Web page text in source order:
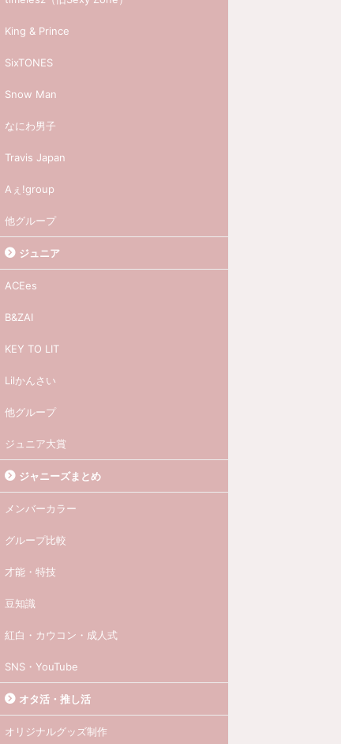
King & Prince
SixTONES
Snow Man
なにわ男子
Travis Japan
Aぇ!group
他グループ
ジュニア
ACEes
B&ZAI
KEY TO LIT
Lilかんさい
他グループ
ジュニア大賞
ジャニーズまとめ
メンバーカラー
グループ比較
才能・特技
豆知識
紅白・カウコン・成人式
SNS・YouTube
オタ活・推し活
オリジナルグッズ制作